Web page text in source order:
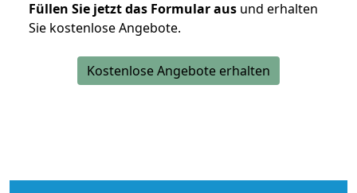
Füllen Sie jetzt das Formular aus und erhalten
Sie kostenlose Angebote.
Kostenlose Angebote erhalten